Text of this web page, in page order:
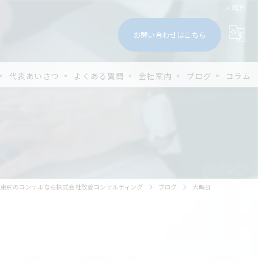
大晦日
お問い合わせはこちら
代表あいさつ よくある質問 会社案内 ブログ コラム
東京のコンサルなら株式会社敬愛コンサルティング ブログ 大晦日